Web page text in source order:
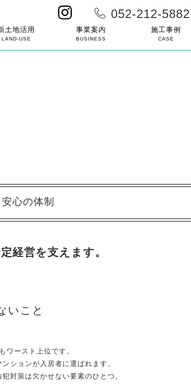
052-212-5882
土地活用
LAND-USE
事業案内
BUSINESS
施工事例
CASE
心の体制
経営を支えます。
いこと
ワースト上位です。
ションが入居者に選ばれます。
対策は欠かせない要素のひとつ。